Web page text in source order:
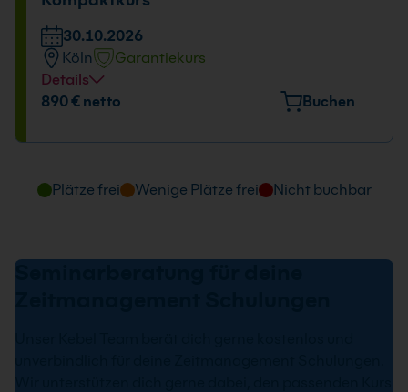
30.10.2026
Köln
Garantiekurs
Details
Veranstaltungsort
30.10.2026
890 € netto Buchen
Plätze frei Wenige Plätze frei Nicht buchbar
Seminarberatung für deine